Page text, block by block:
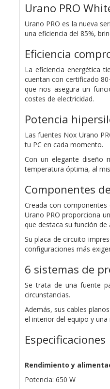
Urano PRO
Urano PRO es la nueva
una eficiencia del 85%,
Eficiencia
La eficiencia energética
cuentan con certificado
que nos asegura un
costes de electricidad.
Potencia
Las fuentes Nox Urano
tu PC en cada momento.
Con un elegante diseño
temperatura óptima, al
Componentes
Creada con
Urano PRO proporciona
que destaca su función
Su placa de circuito
configuraciones más
6 sistemas de
Se trata de una fuente
circunstancias.
Además, sus cables
el interior del equipo y
Especificaciones
Rendimiento y
Potencia: 650 W